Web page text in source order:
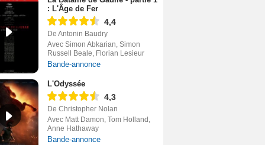
: L'Âge de Fer
4,4
De Antonin Baudry
Avec Simon Abkarian, Simon
Russell Beale, Florian Lesieur
Bande-annonce
L'Odyssée
4,3
De Christopher Nolan
Avec Matt Damon, Tom Holland,
Anne Hathaway
Bande-annonce